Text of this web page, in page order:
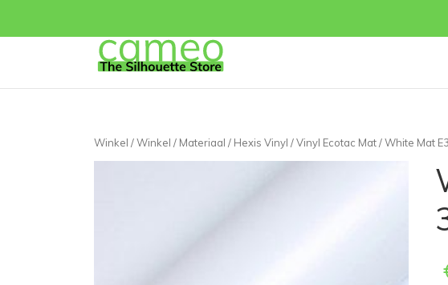
Winkel /Winkel / Materiaal / Hexis Vinyl /Vinyl Ecotac Mat/ White Mat